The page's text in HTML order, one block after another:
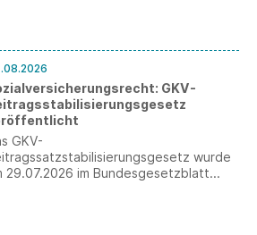
GKV-
GKV-
wurde
29.07.2026 im Bundesgesetzblatt